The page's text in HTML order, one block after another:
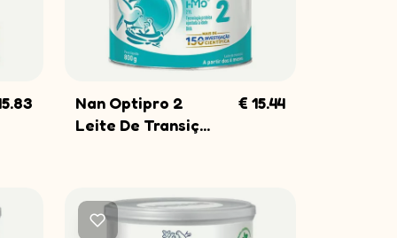
COMPRAR
Nan Optipro 2
Leite De Transiç...
€ 15.44